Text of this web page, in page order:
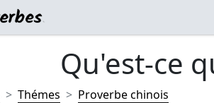
Qu'est-ce
Thémes
Proverbe chinois